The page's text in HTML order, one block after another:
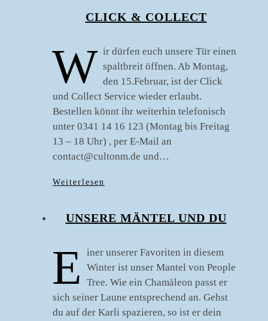
CLICK & COLLECT
W ir dürfen euch unsere Tür einen
spaltbreit öffnen. Ab Montag,
den 15.Februar, ist der Click
und Collect Service wieder erlaubt.
Bestellen könnt ihr weiterhin telefonisch
unter 0341 14 16 123 (Montag bis Freitag
13 – 18 Uhr) , per E-Mail an
contact@cultonm.de und…
Weiterlesen
UNSERE MÄNTEL UND DU
E
iner unserer Favoriten in diesem
Winter ist unser Mantel von People
Tree. Wie ein Chamäleon passt er
sich seiner Laune entsprechend an. Gehst
du auf der Karli spazieren, so ist er dein